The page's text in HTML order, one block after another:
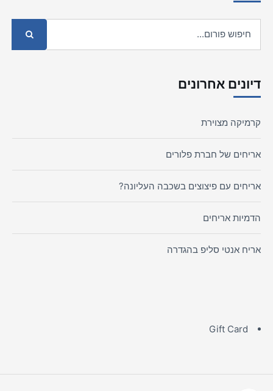
דיונים אחרונים
קרמיקה מצוירת
אריחים של חברת פלורים
אריחים עם פיצוצים בשכבה העליונה?
הדמיות אריחים
אריח אנטי סליפ בהגדרה
Gift Card